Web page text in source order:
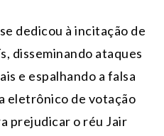
dedicou à incitação de
disseminando ataques
e espalhando a falsa
eletrônico de votação
prejudicar o réu Jair